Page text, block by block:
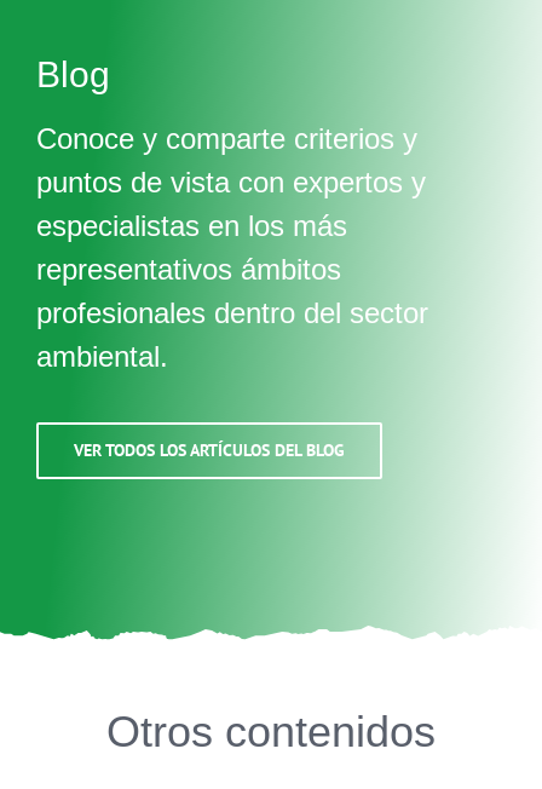
Blog
Conoce y comparte criterios y
puntos de vista con expertos y
especialistas en los más
representativos ámbitos
profesionales dentro del sector
ambiental.
VER TODOS LOS ARTÍCULOS DEL BLOG
Otros contenidos